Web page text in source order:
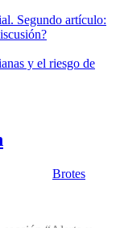
Segundo artículo:
y el riesgo de
Brotes